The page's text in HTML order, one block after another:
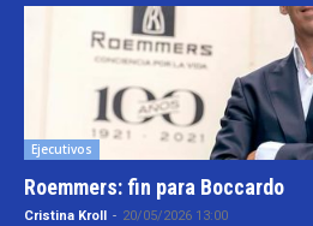
Ejecutivos
Roemmers: fin para Boccardo
Cristina Kroll - 20/05/2026 13:00